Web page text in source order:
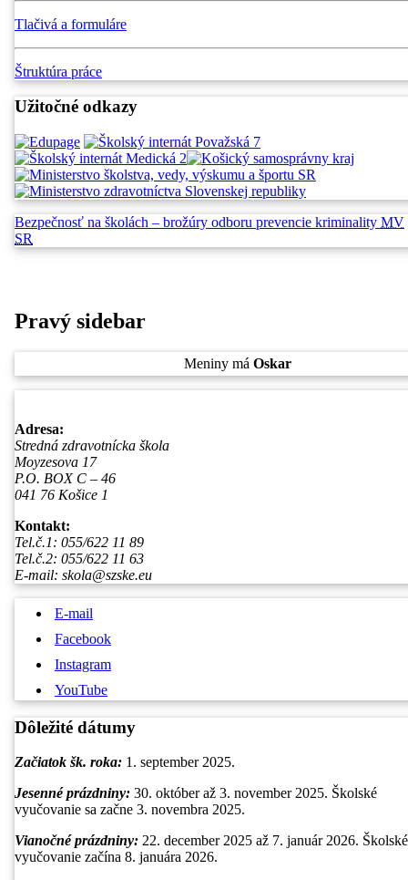
Tlačivá a formuláre
Štruktúra práce
Užitočné odkazy
Bezpečnosť na školách – brožúry odboru prevencie kriminality MV
SR
Pravý sidebar
Meniny má Oskar, zajtra
Adresa:
Stredná zdravotnícka škola
Moyzesova 17
P.O. BOX C – 46
041 76 Košice 1
Kontakt:
Tel.č.1: 055/622 11 89
Tel.č.2: 055/622 11 63
E-mail: skola@szske.eu
E-mail
Facebook
Instagram
YouTube
Dôležité dátumy
Začiatok šk. roka: 1. september 2025.
Jesenné prázdniny: 30. október až 3. november 2025. Školské
vyučovanie sa začne 3. novembra 2025.
Vianočné prázdniny: 22. december 2025 až 7. január 2026. Školské
vyučovanie začína 8. januára 2026.